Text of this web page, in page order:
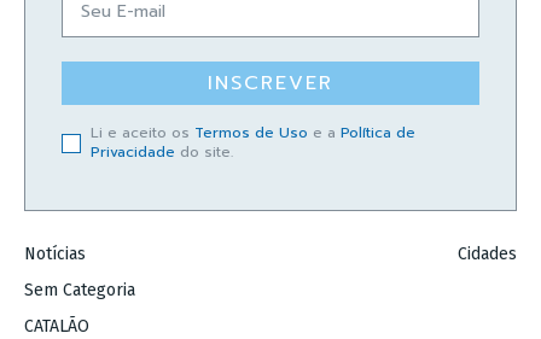
INSCREVER
Li e aceito os Termos de Uso e a Política de
Privacidade do site.
Notícias
Sem Categoria
CATALÃO
Cidades